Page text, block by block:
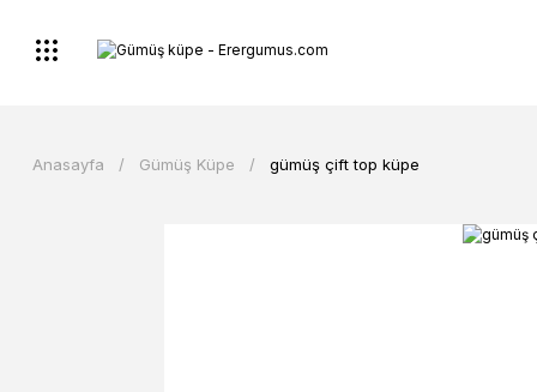
Anasayfa Gümüş Küpe gümüş çift top küpe